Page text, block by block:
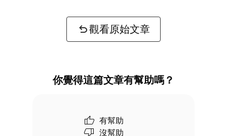
觀看原始文章
你覺得這篇文章有幫助嗎？
有幫助
沒幫助